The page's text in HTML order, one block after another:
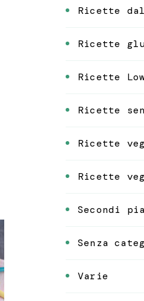
Ricette dal
Ricette
Ricette
Ricette
Ricette
Ricette
Secondi
Senza
Varie